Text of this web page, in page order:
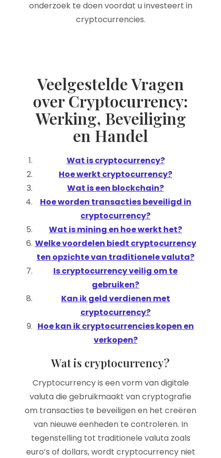
onderzoek te doen voordat u investeert in
cryptocurrencies.
Veelgestelde Vragen
over Cryptocurrency:
Werking, Beveiliging
en Handel
Wat is cryptocurrency?
Hoe werkt cryptocurrency?
Wat is een blockchain?
Hoe worden transacties beveiligd in
cryptocurrency?
Wat is mining en hoe werkt het?
Welke voordelen biedt cryptocurrency
ten opzichte van traditionele valuta?
Is cryptocurrency veilig om te
gebruiken?
Kan ik geld verdienen met
cryptocurrency?
Hoe kan ik cryptocurrencies kopen en
verkopen?
Wat is cryptocurrency?
Cryptocurrency is een vorm van digitale
valuta die gebruikmaakt van cryptografie
om transacties te beveiligen en het creëren
van nieuwe eenheden te controleren. In
tegenstelling tot traditionele valuta zoals
euro’s of dollars, wordt cryptocurrency niet